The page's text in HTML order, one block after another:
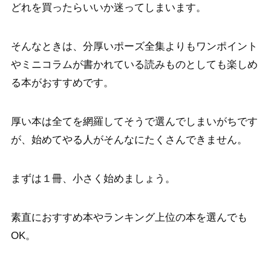
どれを買ったらいいか迷ってしまいます。
そんなときは、分厚いポーズ全集よりもワンポイント
やミニコラムが書かれている読みものとしても楽しめ
る本がおすすめです。
厚い本は全てを網羅してそうで選んでしまいがちです
が、始めてやる人がそんなにたくさんできません。
まずは１冊、小さく始めましょう。
素直におすすめ本やランキング上位の本を選んでも
OK。